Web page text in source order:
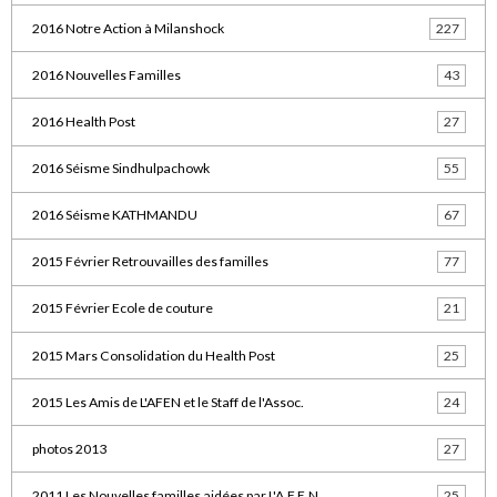
2016 Notre Action à Milanshock 227
2016 Nouvelles Familles 43
2016 Health Post 27
2016 Séisme Sindhulpachowk 55
2016 Séisme KATHMANDU 67
2015 Février Retrouvailles des familles 77
2015 Février Ecole de couture 21
2015 Mars Consolidation du Health Post 25
2015 Les Amis de L'AFEN et le Staff de l'Assoc. 24
photos 2013 27